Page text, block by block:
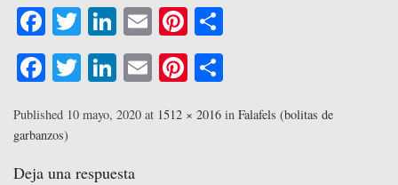
Fa
ce
bo
ok
T
wi
tte
r
Li
nk
ed
In
E
m
ail
Pi
nt
er
es pa
Fa
bo
ok
T
tte
Li
ed
E
ail
Pi
er m
Published 10 mayo, 2020 at 1512 × 2016 in Falafels (bolitas de
garbanzos)
Deja una respuesta